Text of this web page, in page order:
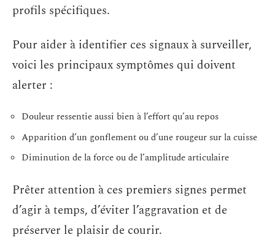
profils spécifiques.
Pour aider à identifier ces signaux à surveiller,
voici les principaux symptômes qui doivent
alerter :
Douleur ressentie aussi bien à l’effort qu’au repos
Apparition d’un gonflement ou d’une rougeur sur la cuisse
Diminution de la force ou de l’amplitude articulaire
Prêter attention à ces premiers signes permet
d’agir à temps, d’éviter l’aggravation et de
préserver le plaisir de courir.